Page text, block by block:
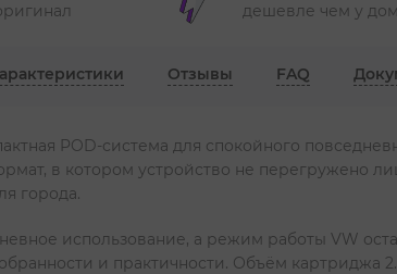
дешевле чем у
Отзывы FAQ
POD-система для спокойного
в котором устройство не перегружено
города.
использование, а режим работы VW
и практичности. Объём картриджа